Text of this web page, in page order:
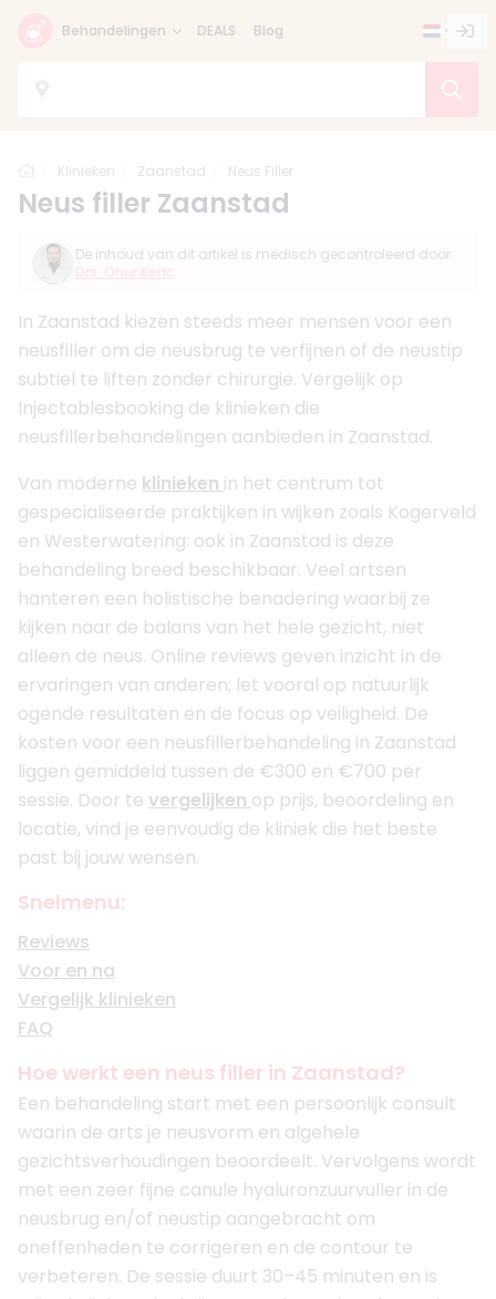
Behandelingen DEALS Blog
Home
Klinieken Zaanstad Neus Filler
Neus filler Zaanstad
De inhoud van dit artikel is medisch gecontroleerd door:
Drs. Onur Kenc
In Zaanstad kiezen steeds meer mensen voor een
neusfiller om de neusbrug te verfijnen of de neustip
subtiel te liften zonder chirurgie. Vergelijk op
Injectablesbooking de klinieken die
neusfillerbehandelingen aanbieden in Zaanstad.
Van moderne klinieken in het centrum tot
gespecialiseerde praktijken in wijken zoals Kogerveld
en Westerwatering: ook in Zaanstad is deze
behandeling breed beschikbaar. Veel artsen
hanteren een holistische benadering waarbij ze
kijken naar de balans van het hele gezicht, niet
alleen de neus. Online reviews geven inzicht in de
ervaringen van anderen; let vooral op natuurlijk
ogende resultaten en de focus op veiligheid. De
kosten voor een neusfillerbehandeling in Zaanstad
liggen gemiddeld tussen de €300 en €700 per
sessie. Door te vergelijken op prijs, beoordeling en
locatie, vind je eenvoudig de kliniek die het beste
past bij jouw wensen.
Snelmenu:
Reviews
Voor en na
Vergelijk klinieken
FAQ
Hoe werkt een neus filler in Zaanstad?
Een behandeling start met een persoonlijk consult
waarin de arts je neusvorm en algehele
gezichtsverhoudingen beoordeelt. Vervolgens wordt
met een zeer fijne canule hyaluronzuurvuller in de
neusbrug en/of neustip aangebracht om
oneffenheden te corrigeren en de contour te
verbeteren. De sessie duurt 30–45 minuten en is